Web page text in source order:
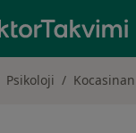
Psikoloji Kocasinan